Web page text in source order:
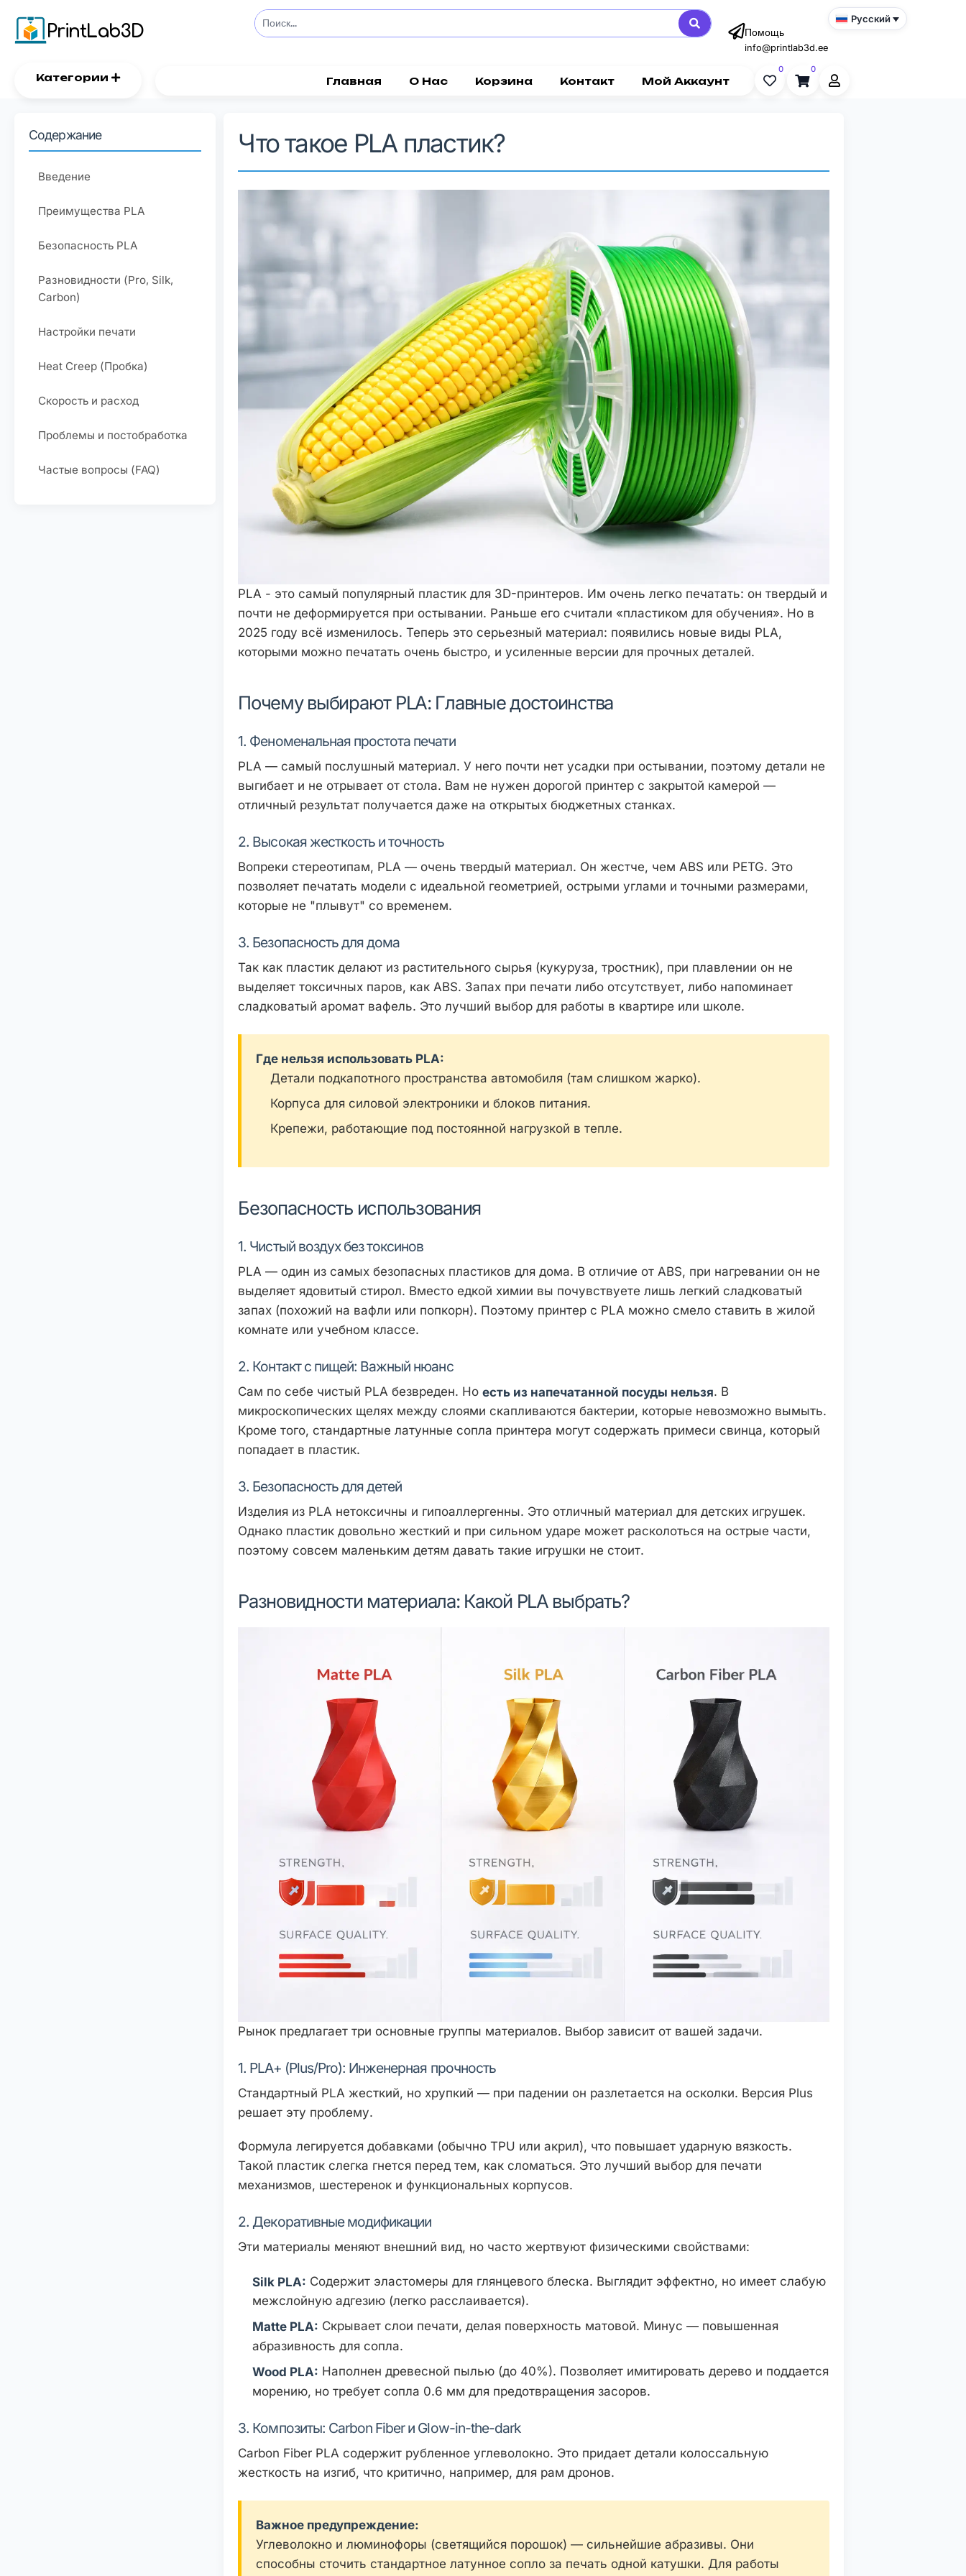
PrintLab3D Помощь
info@printlab3d.ee
Русский
Категории Главная О Нас Корзина Контакт Мой Аккаунт
0 0
Содержание
Введение
Преимущества PLA
Безопасность PLA
Разновидности (Pro, Silk,
Carbon)
Настройки печати
Heat Creep (Пробка)
Скорость и расход
Проблемы и постобработка
Частые вопросы (FAQ)
Что такое PLA пластик?
PLA - это самый популярный пластик для 3D-принтеров. Им очень легко печатать: он твердый и
почти не деформируется при остывании. Раньше его считали «пластиком для обучения». Но в
2025 году всё изменилось. Теперь это серьезный материал: появились новые виды PLA,
которыми можно печатать очень быстро, и усиленные версии для прочных деталей.
Почему выбирают PLA: Главные достоинства
1. Феноменальная простота печати
PLA — самый послушный материал. У него почти нет усадки при остывании, поэтому детали не
выгибает и не отрывает от стола. Вам не нужен дорогой принтер с закрытой камерой —
отличный результат получается даже на открытых бюджетных станках.
2. Высокая жесткость и точность
Вопреки стереотипам, PLA — очень твердый материал. Он жестче, чем ABS или PETG. Это
позволяет печатать модели с идеальной геометрией, острыми углами и точными размерами,
которые не "плывут" со временем.
3. Безопасность для дома
Так как пластик делают из растительного сырья (кукуруза, тростник), при плавлении он не
выделяет токсичных паров, как ABS. Запах при печати либо отсутствует, либо напоминает
сладковатый аромат вафель. Это лучший выбор для работы в квартире или школе.
Где нельзя использовать PLA:
Детали подкапотного пространства автомобиля (там слишком жарко).
Корпуса для силовой электроники и блоков питания.
Крепежи, работающие под постоянной нагрузкой в тепле.
Безопасность использования
1. Чистый воздух без токсинов
PLA — один из самых безопасных пластиков для дома. В отличие от ABS, при нагревании он не
выделяет ядовитый стирол. Вместо едкой химии вы почувствуете лишь легкий сладковатый
запах (похожий на вафли или попкорн). Поэтому принтер с PLA можно смело ставить в жилой
комнате или учебном классе.
2. Контакт с пищей: Важный нюанс
Сам по себе чистый PLA безвреден. Ноесть из напечатанной посуды нельзя. В
микроскопических щелях между слоями скапливаются бактерии, которые невозможно вымыть.
Кроме того, стандартные латунные сопла принтера могут содержать примеси свинца, который
попадает в пластик.
3. Безопасность для детей
Изделия из PLA нетоксичны и гипоаллергенны. Это отличный материал для детских игрушек.
Однако пластик довольно жесткий и при сильном ударе может расколоться на острые части,
поэтому совсем маленьким детям давать такие игрушки не стоит.
Разновидности материала: Какой PLA выбрать?
Рынок предлагает три основные группы материалов. Выбор зависит от вашей задачи.
1. PLA+ (Plus/Pro): Инженерная прочность
Стандартный PLA жесткий, но хрупкий — при падении он разлетается на осколки. Версия Plus
решает эту проблему.
Формула легируется добавками (обычно TPU или акрил), что повышает ударную вязкость.
Такой пластик слегка гнется перед тем, как сломаться. Это лучший выбор для печати
механизмов, шестеренок и функциональных корпусов.
2. Декоративные модификации
Эти материалы меняют внешний вид, но часто жертвуют физическими свойствами:
Silk PLA: Содержит эластомеры для глянцевого блеска. Выглядит эффектно, но имеет слабую
межслойную адгезию (легко расслаивается).
Matte PLA: Скрывает слои печати, делая поверхность матовой. Минус — повышенная
абразивность для сопла.
Wood PLA: Наполнен древесной пылью (до 40%). Позволяет имитировать дерево и поддается
морению, но требует сопла 0.6 мм для предотвращения засоров.
3. Композиты: Carbon Fiber и Glow-in-the-dark
Carbon Fiber PLA содержит рубленное углеволокно. Это придает детали колоссальную
жесткость на изгиб, что критично, например, для рам дронов.
Важное предупреждение:
Углеволокно и люминофоры (светящийся порошок) — сильнейшие абразивы. Они
способны сточить стандартное латунное сопло за печать одной катушки. Для работы